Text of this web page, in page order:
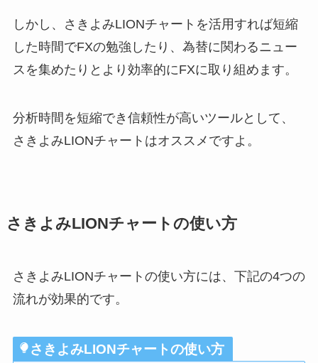
しかし、さきよみLIONチャートを活用すれば短縮
した時間でFXの勉強したり、為替に関わるニュー
スを集めたりとより効率的にFXに取り組めます。
分析時間を短縮でき信頼性が高いツールとして、
さきよみLIONチャートはオススメですよ。
さきよみLIONチャートの使い方
さきよみLIONチャートの使い方には、下記の4つの
流れが効果的です。
さきよみLIONチャートの使い方